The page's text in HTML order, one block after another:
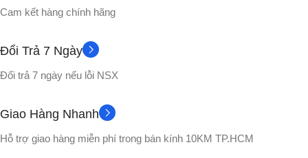
Cam kết hàng chính hãng
Đổi Trả 7 Ngày
Đổi trả 7 ngày nếu lỗi NSX
Giao Hàng Nhanh
Hỗ trợ giao hàng miễn phí trong bán kính 10KM TP.HCM